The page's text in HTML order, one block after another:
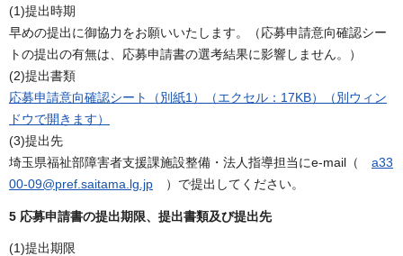
(1)提出時期
早めの提出に御協力をお願いいたします。（応募申請意向確認シー
トの提出の有無は、応募申請書の選考結果に影響しません。）
(2)提出書類
応募申請意向確認シート（別紙1）（エクセル：17KB）（別ウィン
ドウで開きます）
(3)提出先
埼玉県福祉部障害者支援課施設整備・法人指導担当にe-mail（ a33
00-09@pref.saitama.lg.jp ）で提出してください。
5 応募申請書の提出期限、提出書類及び提出先
(1)提出期限